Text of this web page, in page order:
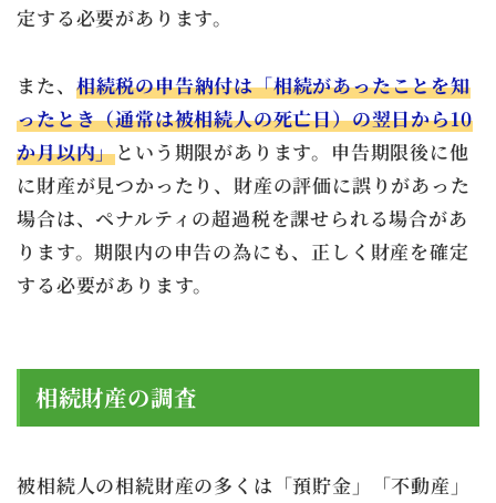
定する必要があります。
また、 相続税の申告納付は「相続があったことを知
ったとき（通常は被相続人の死亡日）の翌日から10
か月以内」という期限があります。申告期限後に他
に財産が見つかったり、財産の評価に誤りがあった
場合は、ペナルティの超過税を課せられる場合があ
ります。期限内の申告の為にも、正しく財産を確定
する必要があります。
相続財産の調査
被相続人の相続財産の多くは「預貯金」「不動産」